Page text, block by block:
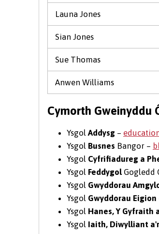
Launa Jones
Sian Jones
Sue Thomas
Anwen Williams
Cymorth Gweinyddu
YsgolAddysg –
Ysgol Busnes Bangor –
Ysgol Cyfrifiadureg a
Ysgol FeddygolGogledd
Ysgol Gwyddorau
Ysgol Gwyddorau Eigion
Ysgol Hanes, Y Gyfraith
Ysgol Iaith, Diwylliant